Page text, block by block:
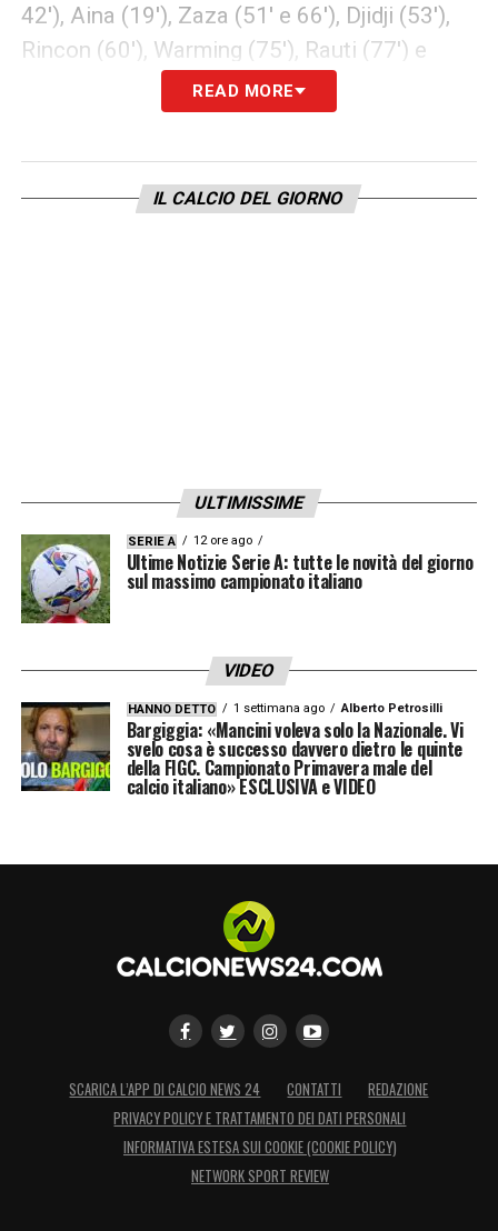
42′), Aina (19′), Zaza (51′ e 66′), Djidji (53′),
Rincon (60′), Warming (75′), Rauti (77′) e
READ MORE
IL CALCIO DEL GIORNO
ULTIMISSIME
SERIE A 12 ore ago
Ultime Notizie Serie A: tutte le novità del giorno
sul massimo campionato italiano
VIDEO
HANNO DETTO 1 settimana ago Alberto Petrosilli
Bargiggia: «Mancini voleva solo la Nazionale. Vi
svelo cosa è successo davvero dietro le quinte
della FIGC. Campionato Primavera male del
calcio italiano» ESCLUSIVA e VIDEO
SCARICA L’APP DI CALCIO NEWS 24 CONTATTI
REDAZIONE
PRIVACY POLICY E TRATTAMENTO DEI DATI PERSONALI
INFORMATIVA ESTESA SUI COOKIE (COOKIE POLICY)
NETWORK SPORT REVIEW